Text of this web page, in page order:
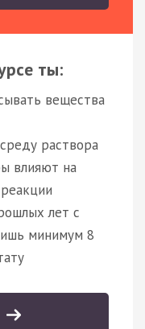
ты:
вещества
раствора
влияют на
лет с
минимум 8